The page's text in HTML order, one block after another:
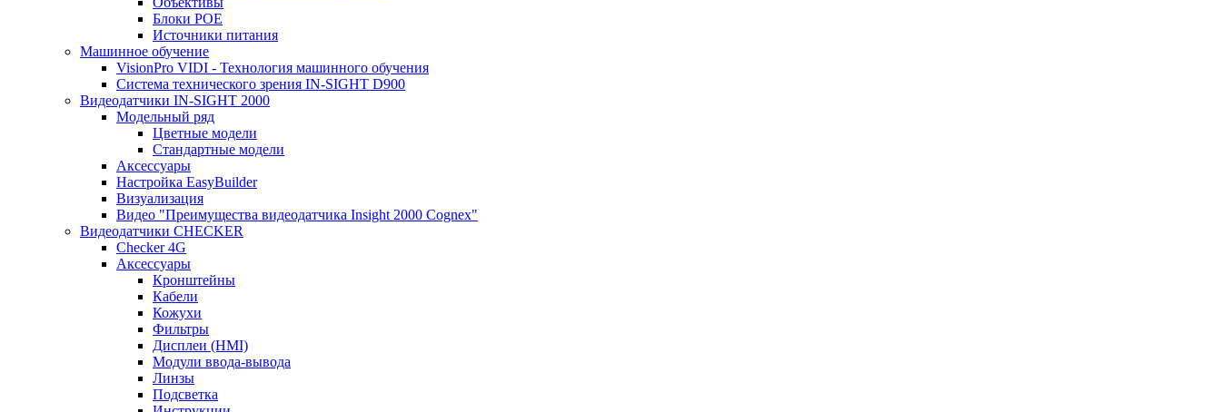
Блоки POE
Источники питания
Машинное обучение
VisionPro VIDI - Технология машинного обучения
Cистема технического зрения IN-SIGHT D900
Видеодатчики IN-SIGHT 2000
Модельный ряд
Цветные модели
Стандартные модели
Аксессуары
Настройка EasyBuilder
Визуализация
Видео "Преимущества видеодатчика Insight 2000 Cognex"
Видеодатчики CHECKER
Checker 4G
Аксессуары
Кронштейны
Кабели
Кожухи
Фильтры
Дисплеи (HMI)
Модули ввода-вывода
Линзы
Подсветка